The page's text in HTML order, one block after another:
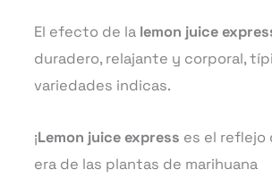
El efecto de la lemon juice
duradero, relajante y corporal,
variedades indicas.
¡Lemon juice express es el reflejo
era de las plantas de marihuana